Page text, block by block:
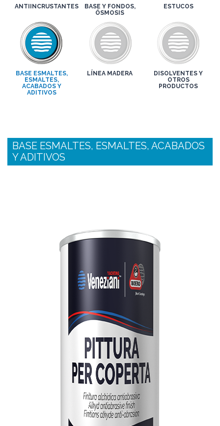
ANTIINCRUSTANTES
BASE Y FONDOS,
ÓSMOSIS
ESTUCOS
BASE ESMALTES,
ESMALTES,
ACABADOS Y
ADITIVOS
LÍNEA MADERA
DISOLVENTES Y
OTROS
PRODUCTOS
BASE ESMALTES, ESMALTES, ACABADOS
Y ADITIVOS